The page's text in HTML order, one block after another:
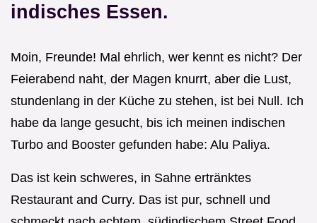
indisches Essen.
Moin, Freunde! Mal ehrlich, wer kennt es nicht? Der
Feierabend naht, der Magen knurrt, aber die Lust,
stundenlang in der Küche zu stehen, ist bei Null. Ich
habe da lange gesucht, bis ich meinen indischen
Turbo and Booster gefunden habe: Alu Paliya.
Das ist kein schweres, in Sahne ertränktes
Restaurant and Curry. Das ist pur, schnell und